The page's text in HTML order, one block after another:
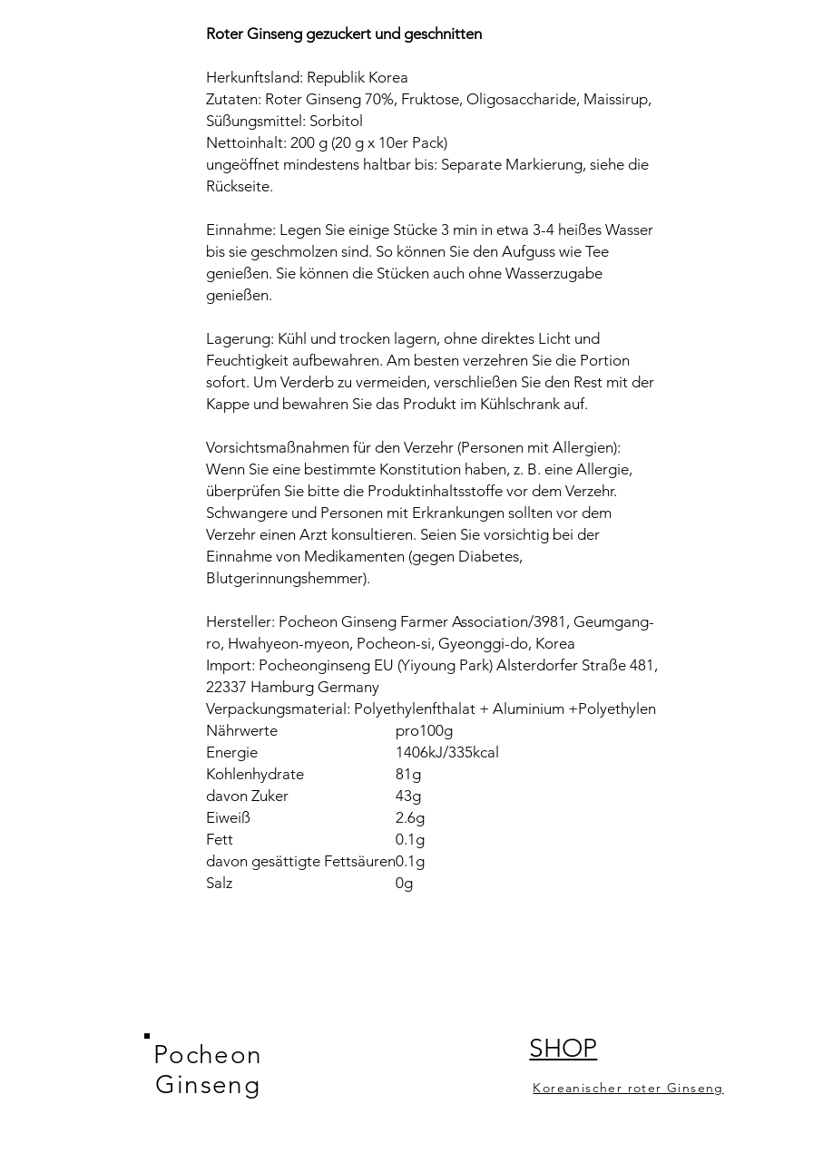
Roter Ginseng gezuckert und geschnitten
Herkunftsland: Republik Korea
Zutaten: Roter Ginseng 70%, Fruktose, Oligosaccharide, Maissirup,
Süßungsmittel: Sorbitol
Nettoinhalt: 200 g (20 g x 10er Pack)
ungeöffnet mindestens haltbar bis: Separate Markierung, siehe die
Rückseite.
Einnahme: Legen Sie einige Stücke 3 min in etwa 3-4 heißes Wasser
bis sie geschmolzen sind. So können Sie den Aufguss wie Tee
genießen. Sie können die Stücken auch ohne Wasserzugabe
genießen.
Lagerung: Kühl und trocken lagern, ohne direktes Licht und
Feuchtigkeit aufbewahren. Am besten verzehren Sie die Portion
sofort. Um Verderb zu vermeiden, verschließen Sie den Rest mit der
Kappe und bewahren Sie das Produkt im Kühlschrank auf.
Vorsichtsmaßnahmen für den Verzehr (Personen mit Allergien):
Wenn Sie eine bestimmte Konstitution haben, z. B. eine Allergie,
überprüfen Sie bitte die Produktinhaltsstoffe vor dem Verzehr.
Schwangere und Personen mit Erkrankungen sollten vor dem
Verzehr einen Arzt konsultieren. Seien Sie vorsichtig bei der
Einnahme von Medikamenten (gegen Diabetes,
Blutgerinnungshemmer).
Hersteller: Pocheon Ginseng Farmer Association/3981, Geumgang-
ro, Hwahyeon-myeon, Pocheon-si, Gyeonggi-do, Korea
Import: Pocheonginseng EU (Yiyoung Park) Alsterdorfer Straße 481,
22337 Hamburg Germany
Verpackungsmaterial: Polyethylenfthalat + Aluminium +Polyethylen
Nährwerte
pro100g
Energie
1406kJ/335kcal
Kohlenhydrate
81g
davon Zuker
43g
Eiweiß
2.6g
Fett
0.1g
davon gesättigte Fettsäuren0.1g
Salz
0g
Pocheon
Ginseng
SHOP
Koreanischer roter Ginseng